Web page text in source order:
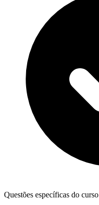
Questões específicas do curso